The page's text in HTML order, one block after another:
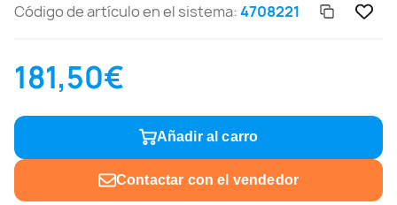
Código de artículo en el sistema:4708221
181,50€
Añadir al carro
Contactar con el vendedor